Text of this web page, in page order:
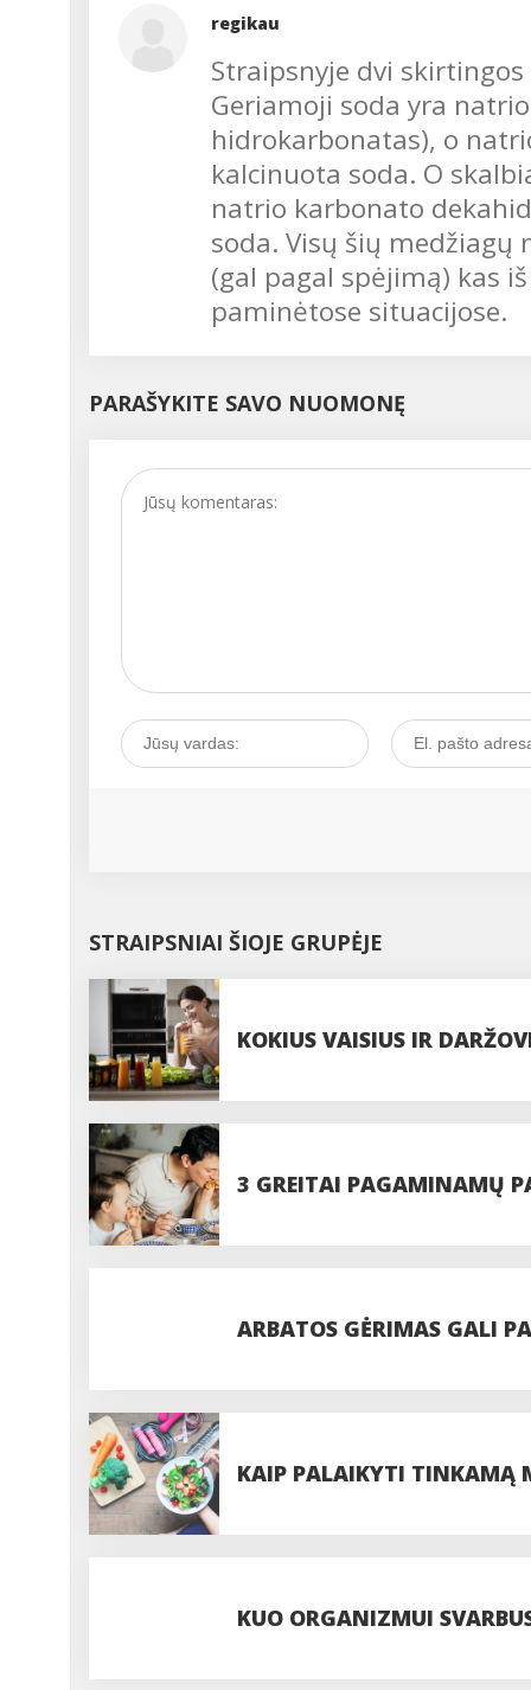
regikau
Straipsnyje dvi
Geriamoji soda yra
hidrokarbonatas), o
kalcinuota soda. O
natrio karbonato
soda. Visų šių
(gal pagal spėjimą) kas
paminėtose situacijose.
PARAŠYKITE SAVO NUOMONĘ
STRAIPSNIAI ŠIOJE GRUPĖJE
KOKIUS VAISIUS IR
3 GREITAI PAGAMINAMŲ
ARBATOS GĖRIMAS GALI
KAIP PALAIKYTI TINKAMĄ
KUO ORGANIZMUI